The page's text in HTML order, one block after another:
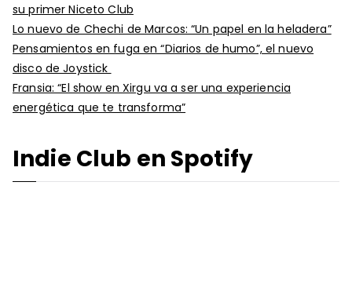
su primer Niceto Club
Lo nuevo de Chechi de Marcos: “Un papel en la heladera”
Pensamientos en fuga en “Diarios de humo”, el nuevo
disco de Joystick
Fransia: “El show en Xirgu va a ser una experiencia
energética que te transforma”
Indie Club en Spotify